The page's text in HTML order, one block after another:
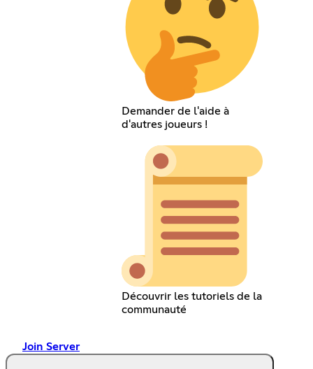
Demander de l'aide à
d'autres joueurs !
Découvrir les tutoriels de la
communauté
Join Server